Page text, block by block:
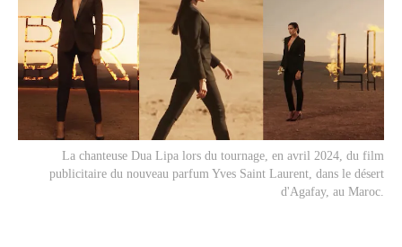
La chanteuse Dua Lipa lors du tournage, en avril 2024, du film
publicitaire du nouveau parfum Yves Saint Laurent, dans le désert
d'Agafay, au Maroc.